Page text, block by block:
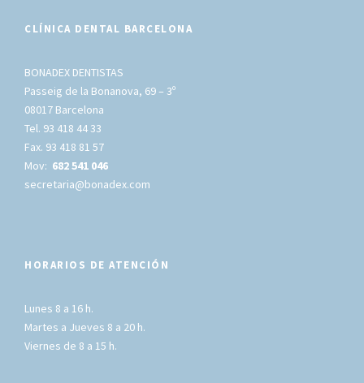
CLÍNICA DENTAL BARCELONA
BONADEX DENTISTAS
Passeig de la Bonanova, 69 – 3º
08017 Barcelona
Tel. 93 418 44 33
Fax. 93 418 81 57
Mov: 682 541 046
secretaria@bonadex.com
HORARIOS DE ATENCIÓN
Lunes 8 a 16 h.
Martes a Jueves 8 a 20 h.
Viernes de 8 a 15 h.